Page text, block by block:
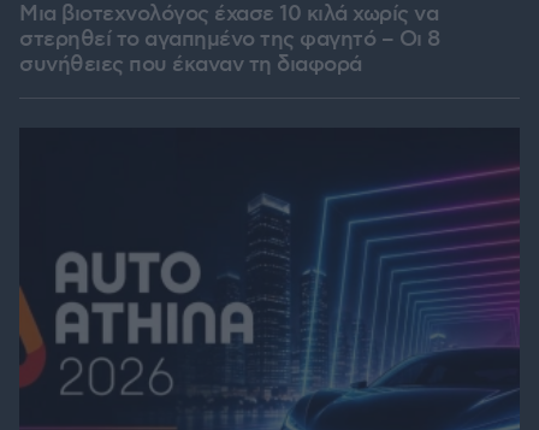
Μια βιοτεχνολόγος έχασε 10 κιλά χωρίς να
στερηθεί το αγαπημένο της φαγητό – Οι 8
συνήθειες που έκαναν τη διαφορά